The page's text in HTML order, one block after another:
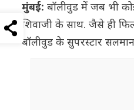
मुंबई: बॉलीवुड में जब भी
शिवाजी के साथ. जैसे ही
बॉलीवुड के सुपरस्टार